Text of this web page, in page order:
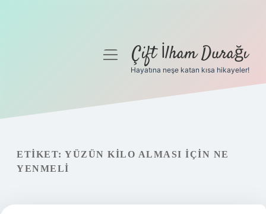
Gizlilik Politikası
Hakkımızda
menüyüÇift İlham Durağı
Hayatına neşe katan kısa hikayeler!
ETIKET: YÜZÜN KILO ALMASI IÇIN NE
YENMELI